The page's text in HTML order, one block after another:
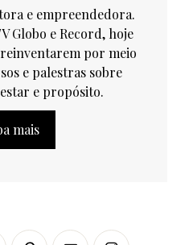
e empreendedora.
Globo e Record, hoje
por meio
e palestras sobre
e propósito.
mais